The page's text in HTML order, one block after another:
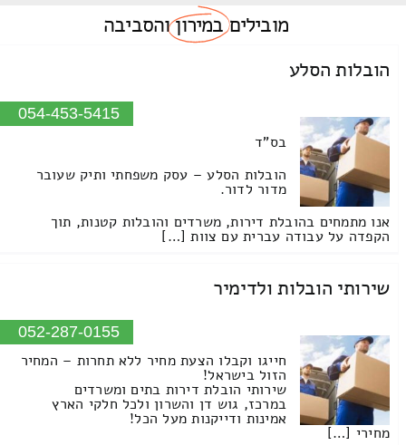
מוביליםבמירוןוהסביבה
הובלות הסלע
054-453-5415
בס"ד
הובלות הסלע – עסק משפחתי ותיק שעובר
מדור לדור.
אנו מתמחים בהובלת דירות, משרדים והובלות קטנות, תוך
הקפדה על עבודה עברית עם צוות […]
שירותי הובלות ולדימיר
052-287-0155
חייגו וקבלו הצעת מחיר ללא תחרות – המחיר
הזול בישראל!
שירותי הובלת דירות בתים ומשרדים
במרכז, גוש דן והשרון ולכל חלקי הארץ
אמינות ודייקנות מעל הכל!
מחירי […]